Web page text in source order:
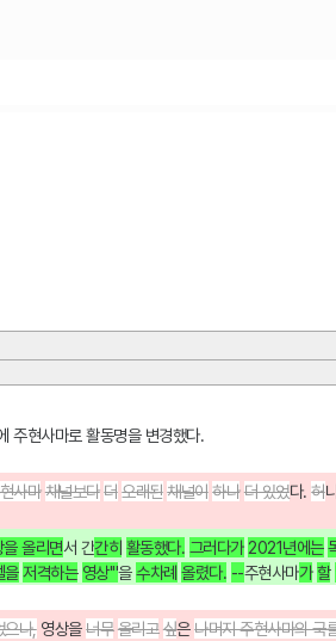
주현사마로 활동명을 변경했다.
사마 채널보다 더 오래된 채널이 하나 더 있었다. 허
을 올리면서 간간히 활동했다. 그러다가 2021년에는
을 저격하는 영상'''을 수차례 올렸다. --주현사마가 할
으나, 영상을 너무 올리고 싶은 나머지 주현사마의 국